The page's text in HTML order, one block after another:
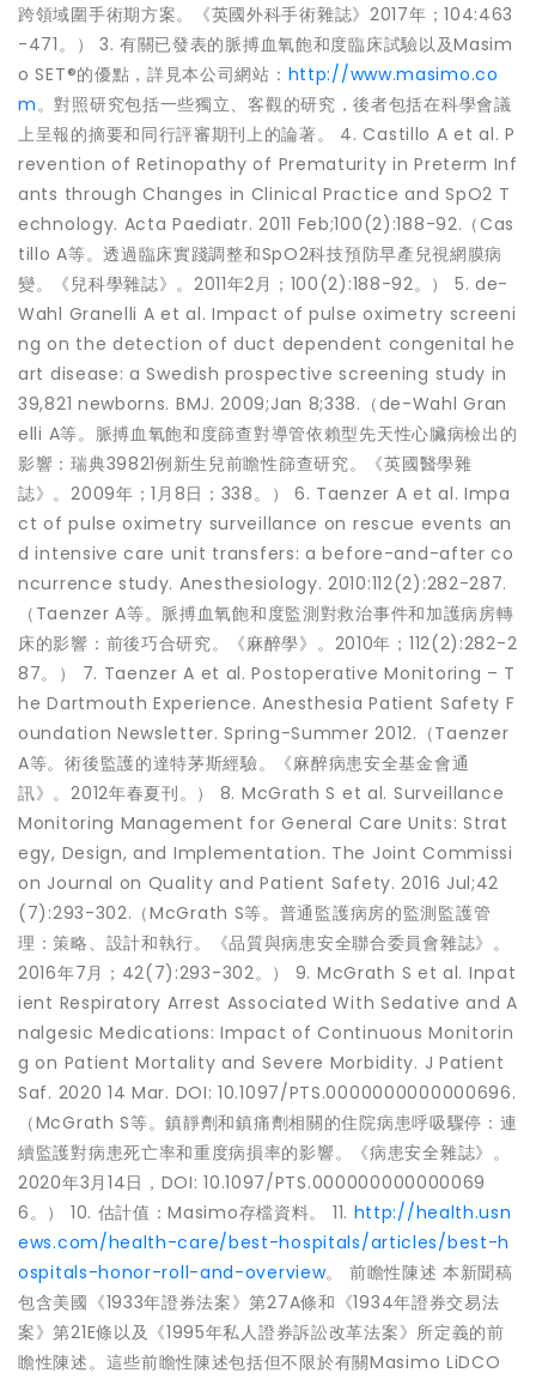
跨領域圍手術期方案。《英國外科手術雜誌》2017年；104:463
-471。） 3. 有關已發表的脈搏血氧飽和度臨床試驗以及Masim
o SET®的優點，詳見本公司網站： http://www.masimo.co
m。對照研究包括一些獨立、客觀的研究，後者包括在科學會議
上呈報的摘要和同行評審期刊上的論著。 4. Castillo A et al. P
revention of Retinopathy of Prematurity in Preterm Inf
ants through Changes in Clinical Practice and SpO2 T
echnology. Acta Paediatr. 2011 Feb;100(2):188-92.（Cas
tillo A等。透過臨床實踐調整和SpO2科技預防早產兒視網膜病
變。《兒科學雜誌》。2011年2月；100(2):188-92。） 5. de-
Wahl Granelli A et al. Impact of pulse oximetry screeni
ng on the detection of duct dependent congenital he
art disease: a Swedish prospective screening study in
39,821 newborns. BMJ. 2009;Jan 8;338.（de-Wahl Gran
elli A等。脈搏血氧飽和度篩查對導管依賴型先天性心臟病檢出的
影響：瑞典39821例新生兒前瞻性篩查研究。《英國醫學雜
誌》。2009年；1月8日；338。） 6. Taenzer A et al. Impa
ct of pulse oximetry surveillance on rescue events an
d intensive care unit transfers: a before-and-after co
ncurrence study. Anesthesiology. 2010:112(2):282-287.
（Taenzer A等。脈搏血氧飽和度監測對救治事件和加護病房轉
床的影響：前後巧合研究。《麻醉學》。2010年；112(2):282-2
87。） 7. Taenzer A et al. Postoperative Monitoring – T
he Dartmouth Experience. Anesthesia Patient Safety F
oundation Newsletter. Spring-Summer 2012.（Taenzer
A等。術後監護的達特茅斯經驗。《麻醉病患安全基金會通
訊》。2012年春夏刊。） 8. McGrath S et al. Surveillance
Monitoring Management for General Care Units: Strat
egy, Design, and Implementation. The Joint Commissi
on Journal on Quality and Patient Safety. 2016 Jul;42
(7):293-302.（McGrath S等。普通監護病房的監測監護管
理：策略、設計和執行。《品質與病患安全聯合委員會雜誌》。
2016年7月；42(7):293-302。） 9. McGrath S et al. Inpat
ient Respiratory Arrest Associated With Sedative and A
nalgesic Medications: Impact of Continuous Monitorin
g on Patient Mortality and Severe Morbidity. J Patient
Saf. 2020 14 Mar. DOI: 10.1097/PTS.0000000000000696.
（McGrath S等。鎮靜劑和鎮痛劑相關的住院病患呼吸驟停：連
續監護對病患死亡率和重度病損率的影響。《病患安全雜誌》。
2020年3月14日，DOI: 10.1097/PTS.000000000000069
6。） 10. 估計值：Masimo存檔資料。 11. http://health.usn
ews.com/health-care/best-hospitals/articles/best-h
ospitals-honor-roll-and-overview。 前瞻性陳述 本新聞稿
包含美國《1933年證券法案》第27A條和《1934年證券交易法
案》第21E條以及《1995年私人證券訴訟改革法案》所定義的前
瞻性陳述。這些前瞻性陳述包括但不限於有關Masimo LiDCO